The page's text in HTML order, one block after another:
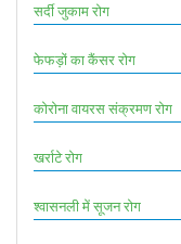
सर्दी जुकाम रोग
फेफड़ों का कैंसर रोग
कोरोना वायरस संक्रमण रोग
खर्राटे रोग
श्वासनली में सूजन रोग